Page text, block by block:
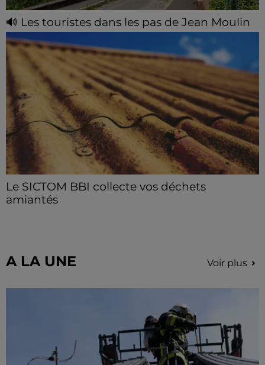
🔊 Les touristes dans les pas de Jean Moulin
Le « tourisme de mémoire » s'invite dans les sorties
estivales de Chartres Tourisme.
Le SICTOM BBI collecte vos déchets
amiantés
A LA UNE Voir plus